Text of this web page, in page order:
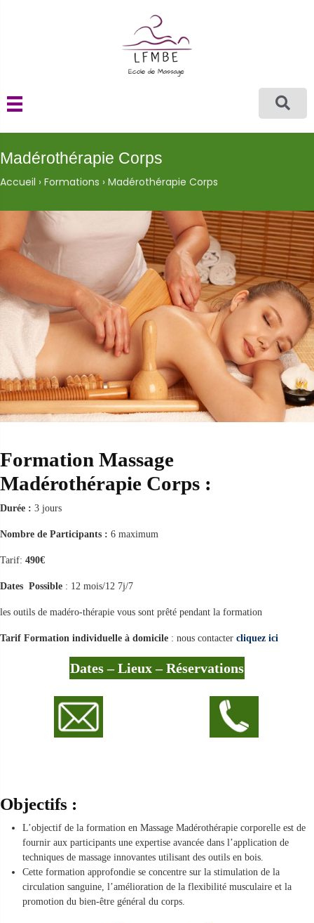
Madérothérapie Corps
Accueil › Formations › Madérothérapie Corps
Formation Massage
Madérothérapie Corps :
Durée : 3 jours
Nombre de Participants : 6 maximum
Tarif: 490€
Dates Possible : 12 mois/12 7j/7
les outils de madéro-thérapie vous sont prêté pendant la formation
Tarif Formation individuelle à domicile : nous contacter cliquez ici
Dates – Lieux – Réservations
Objectifs :
L’objectif de la formation en Massage Madérothérapie corporelle est de
fournir aux participants une expertise avancée dans l’application de
techniques de massage innovantes utilisant des outils en bois.
Cette formation approfondie se concentre sur la stimulation de la
circulation sanguine, l’amélioration de la flexibilité musculaire et la
promotion du bien-être général du corps.